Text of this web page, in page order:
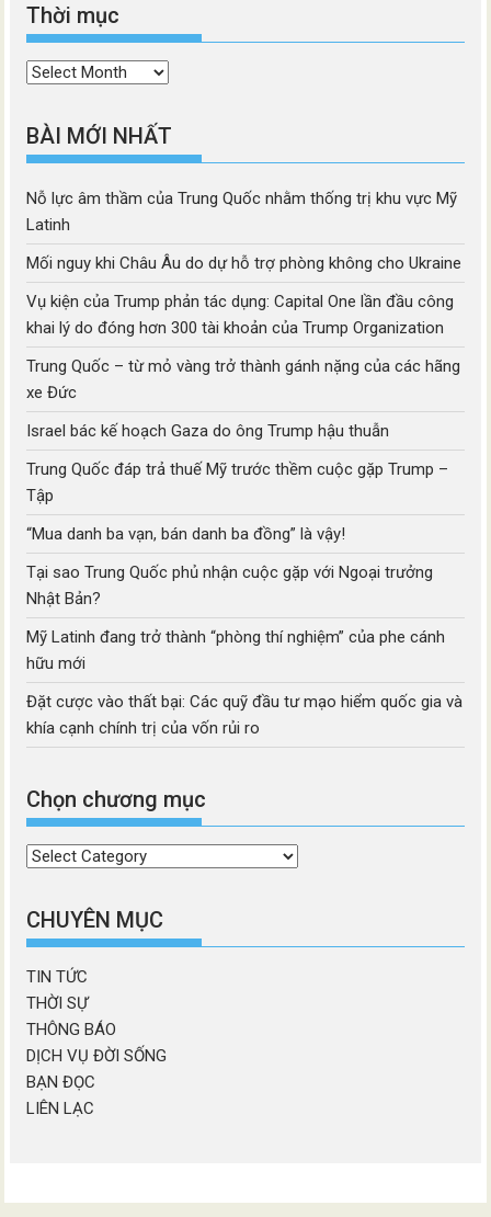
Thời mục
Thời
BÀI MỚI NHẤT
Nỗ lực âm thầm của Trung Quốc nhằm thống trị khu vực Mỹ
Latinh
Mối nguy khi Châu Âu do dự hỗ trợ phòng không cho Ukraine
Vụ kiện của Trump phản tác dụng: Capital One lần đầu công
khai lý do đóng hơn 300 tài khoản của Trump Organization
Trung Quốc – từ mỏ vàng trở thành gánh nặng của các hãng
xe Đức
Israel bác kế hoạch Gaza do ông Trump hậu thuẫn
Trung Quốc đáp trả thuế Mỹ trước thềm cuộc gặp Trump –
Tập
“Mua danh ba vạn, bán danh ba đồng” là vậy!
Tại sao Trung Quốc phủ nhận cuộc gặp với Ngoại trưởng
Nhật Bản?
Mỹ Latinh đang trở thành “phòng thí nghiệm” của phe cánh
hữu mới
Đặt cược vào thất bại: Các quỹ đầu tư mạo hiểm quốc gia và
khía cạnh chính trị của vốn rủi ro
Chọn chương mục
Chọn
mục
CHUYÊN MỤC
TIN TỨC
THỜI SỰ
THÔNG BÁO
DỊCH VỤ ĐỜI SỐNG
BẠN ĐỌC
LIÊN LẠC